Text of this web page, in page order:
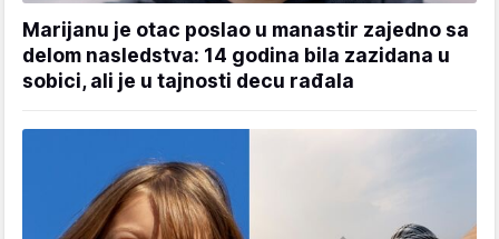
Marijanu je otac poslao u manastir zajedno sa
delom nasledstva: 14 godina bila zazidana u
sobici, ali je u tajnosti decu rađala